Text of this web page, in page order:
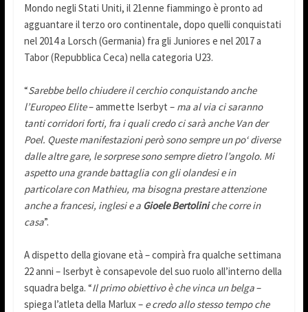
Mondo negli Stati Uniti, il 21enne fiammingo è pronto ad
agguantare il terzo oro continentale, dopo quelli conquistati
nel 2014 a Lorsch (Germania) fra gli Juniores e nel 2017 a
Tabor (Repubblica Ceca) nella categoria U23.
“Sarebbe bello chiudere il cerchio conquistando anche
l’Europeo Elite– ammette Iserbyt – ma al via ci saranno
tanti corridori forti, fra i quali credo ci sarà anche Van der
Poel. Queste manifestazioni però sono sempre un po‘ diverse
dalle altre gare, le sorprese sono sempre dietro l’angolo. Mi
aspetto una grande battaglia con gli olandesi e in
particolare con Mathieu, ma bisogna prestare attenzione
anche a francesi, inglesi e a Gioele Bertoliniche corre in
casa”.
A dispetto della giovane età – compirà fra qualche settimana
22 anni – Iserbyt è consapevole del suo ruolo all’interno della
squadra belga. “Il primo obiettivo è che vinca un belga–
spiega l’atleta della Marlux – e credo allo stesso tempo che